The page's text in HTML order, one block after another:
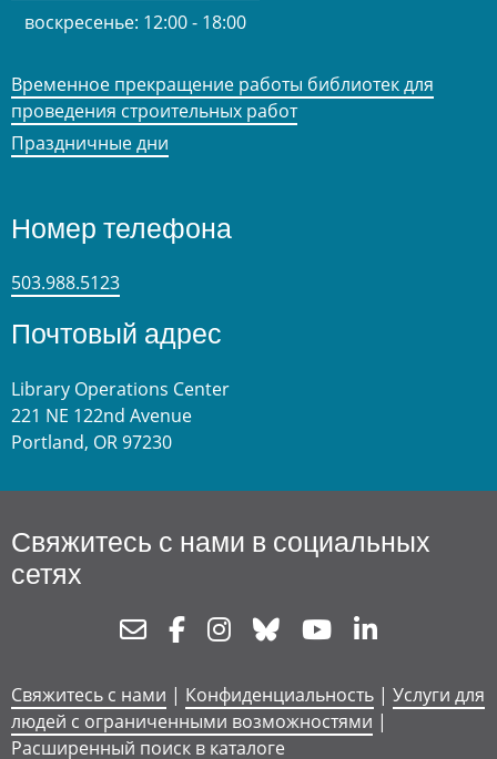
воскресенье: 12:00 - 18:00
Временное прекращение работы библиотек для
проведения строительных работ
Праздничные дни
Номер телефона
503.988.5123
Почтовый адрес
Library Operations Center
221 NE 122nd Avenue
Portland, OR 97230
Свяжитесь с нами в социальных
сетях
NewsletterFacebookInstagram
Bluesky Youtube
Свяжитесь с нами | Конфиденциальность | Услуги для
людей с ограниченными возможностями |
Расширенный поиск в каталоге